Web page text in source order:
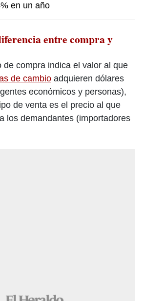
en un año
entre compra y
de compra indica el valor al que
de cambio adquieren dólares
económicos y personas),
de venta es el precio al que
los demandantes (importadores